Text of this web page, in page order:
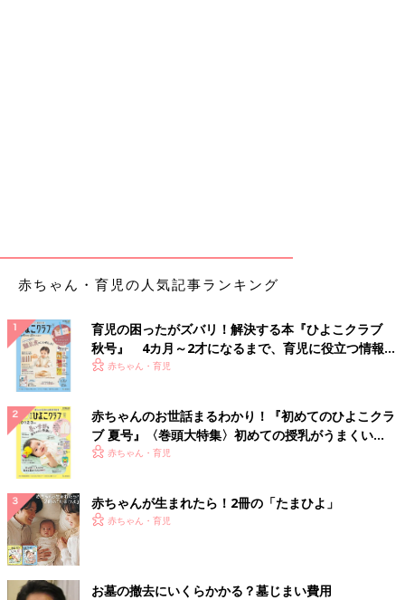
赤ちゃん・育児の人気記事ランキング
育児の困ったがズバリ！解決する本『ひよこクラブ
秋号』 4カ月～2才になるまで、育児に役立つ情報が
いっぱい！
赤ちゃん・育児
赤ちゃんのお世話まるわかり！『初めてのひよこクラ
ブ 夏号』〈巻頭大特集〉初めての授乳がうまくい
く！ おっぱい・ミルクの基本と夏のトラブル 解決テ
赤ちゃん・育児
赤ちゃんが生まれたら！2冊の「たまひよ」
赤ちゃん・育児
お墓の撤去にいくらかかる？墓じまい費用